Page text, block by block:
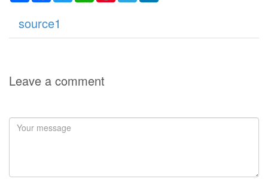
source1
Leave a comment